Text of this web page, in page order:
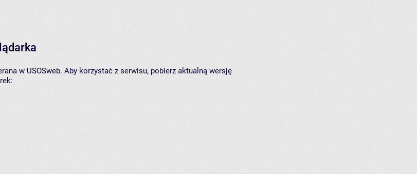
w USOSweb. Aby korzystać z serwisu, pobierz aktualną wersję